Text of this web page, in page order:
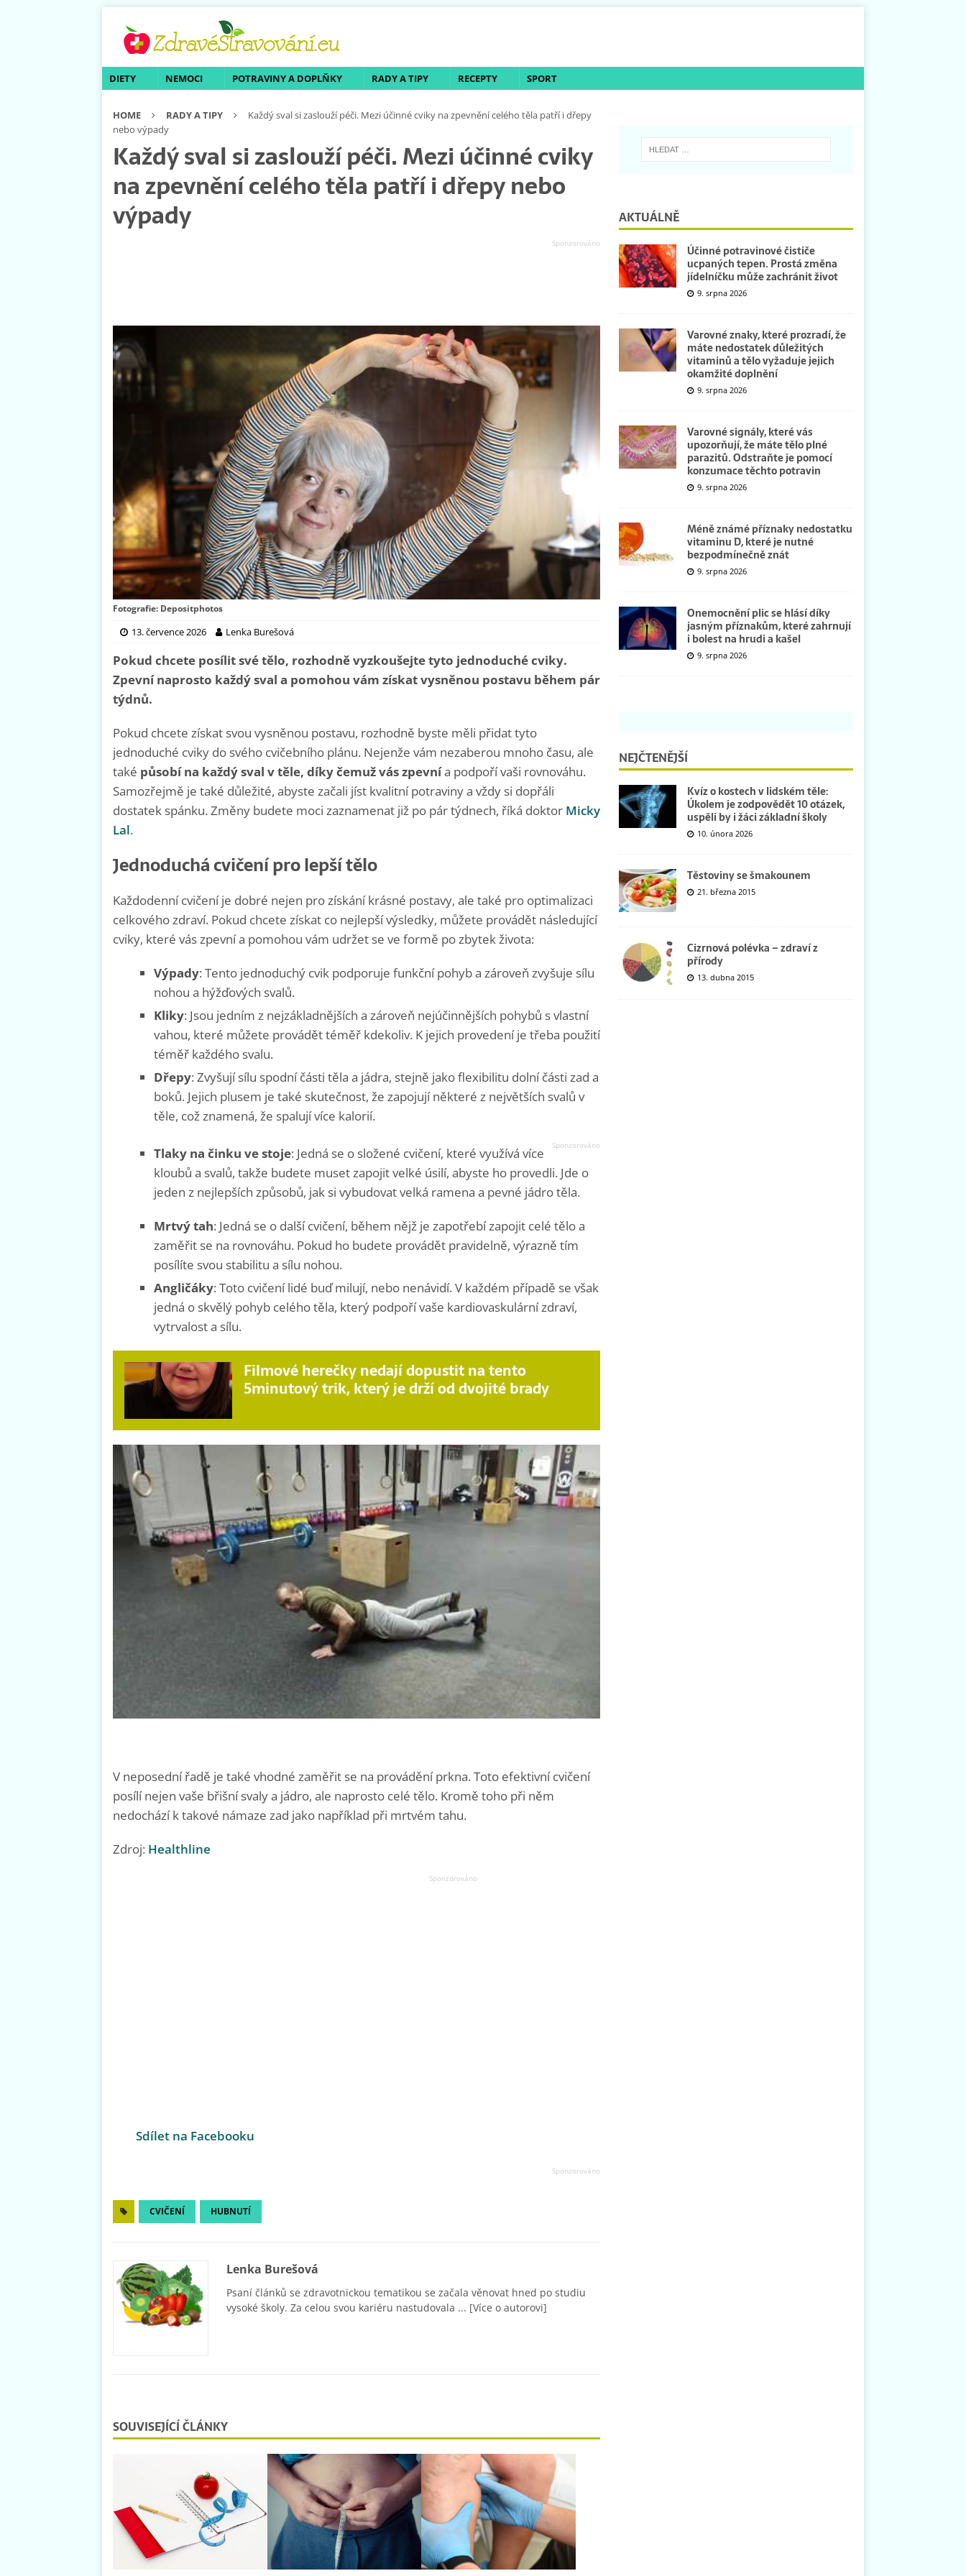
DIETY NEMOCI POTRAVINY A DOPLŇKY RADY A TIPY RECEPTY SPORT
HOME RADY A TIPY
Každý sval si zaslouží péči. Mezi účinné cviky na zpevnění celého těla patří i dřepy
nebo výpady
Každý sval si zaslouží péči. Mezi účinné cviky
na zpevnění celého těla patří i dřepy nebo
výpady
Fotografie: Depositphotos
13. července 2026 Lenka Burešová
Pokud chcete posílit své tělo, rozhodně vyzkoušejte tyto jednoduché cviky.
Zpevní naprosto každý sval a pomohou vám získat vysněnou postavu během pár
týdnů.
Pokud chcete získat svou vysněnou postavu, rozhodně byste měli přidat tyto
jednoduché cviky do svého cvičebního plánu. Nejenže vám nezaberou mnoho času, ale
také působí na každý sval v těle, díky čemuž vás zpevnía podpoří vaši rovnováhu.
Samozřejmě je také důležité, abyste začali jíst kvalitní potraviny a vždy si dopřáli
dostatek spánku. Změny budete moci zaznamenat již po pár týdnech, říká doktor Micky
Lal.
Jednoduchá cvičení pro lepší tělo
Každodenní cvičení je dobré nejen pro získání krásné postavy, ale také pro optimalizaci
celkového zdraví. Pokud chcete získat co nejlepší výsledky, můžete provádět následující
cviky, které vás zpevní a pomohou vám udržet se ve formě po zbytek života:
Výpady: Tento jednoduchý cvik podporuje funkční pohyb a zároveň zvyšuje sílu
nohou a hýžďových svalů.
Kliky: Jsou jedním z nejzákladnějších a zároveň nejúčinnějších pohybů s vlastní
vahou, které můžete provádět téměř kdekoliv. K jejich provedení je třeba použití
téměř každého svalu.
Dřepy: Zvyšují sílu spodní části těla a jádra, stejně jako flexibilitu dolní části zad a
boků. Jejich plusem je také skutečnost, že zapojují některé z největších svalů v
těle, což znamená, že spalují více kalorií.
Tlaky na činku ve stoje: Jedná se o složené cvičení, které využívá více
kloubů a svalů, takže budete muset zapojit velké úsilí, abyste ho provedli. Jde o
jeden z nejlepších způsobů, jak si vybudovat velká ramena a pevné jádro těla.
Mrtvý tah: Jedná se o další cvičení, během nějž je zapotřebí zapojit celé tělo a
zaměřit se na rovnováhu. Pokud ho budete provádět pravidelně, výrazně tím
posílíte svou stabilitu a sílu nohou.
Angličáky: Toto cvičení lidé buď milují, nebo nenávidí. V každém případě se však
jedná o skvělý pohyb celého těla, který podpoří vaše kardiovaskulární zdraví,
vytrvalost a sílu.
Filmové herečky nedají dopustit na tento
5minutový trik, který je drží od dvojité brady
V neposední řadě je také vhodné zaměřit se na provádění prkna. Toto efektivní cvičení
posílí nejen vaše břišní svaly a jádro, ale naprosto celé tělo. Kromě toho při něm
nedochází k takové námaze zad jako například při mrtvém tahu.
Zdroj: Healthline
Sdílet na Facebooku
CVIČENÍ HUBNUTÍ
Lenka Burešová
Psaní článků se zdravotnickou tematikou se začala věnovat hned po studiu
vysoké školy. Za celou svou kariéru nastudovala ... [Více o autorovi]
SOUVISEJÍCÍ ČLÁNKY
AKTUÁLNĚ
Účinné potravinové čističe
ucpaných tepen. Prostá změna
jídelníčku může zachránit život
9. srpna 2026
Varovné znaky, které prozradí, že
máte nedostatek důležitých
vitaminů a tělo vyžaduje jejich
okamžité doplnění
9. srpna 2026
Varovné signály, které vás
upozorňují, že máte tělo plné
parazitů. Odstraňte je pomocí
konzumace těchto potravin
9. srpna 2026
Méně známé příznaky nedostatku
vitaminu D, které je nutné
bezpodmínečně znát
9. srpna 2026
Onemocnění plic se hlásí díky
jasným příznakům, které zahrnují
i bolest na hrudi a kašel
9. srpna 2026
NEJČTENĚJŠÍ
Kvíz o kostech v lidském těle:
Úkolem je zodpovědět 10 otázek,
uspěli by i žáci základní školy
10. února 2026
Těstoviny se šmakounem
21. března 2015
Cizrnová polévka – zdraví z
přírody
13. dubna 2015